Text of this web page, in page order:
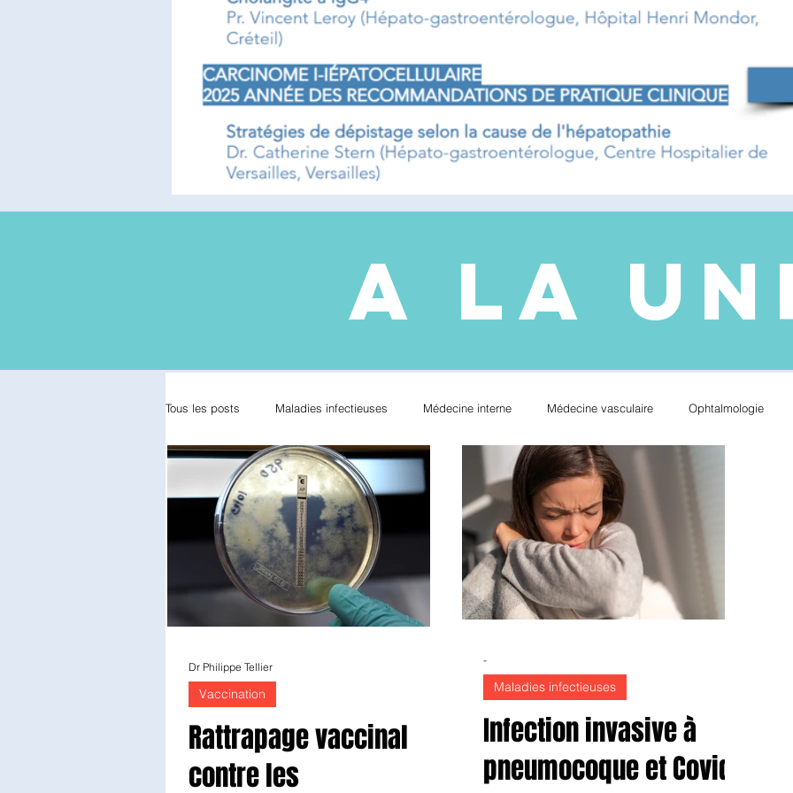
A LA
Tous les posts Maladies infectieuses Médecine interne Médecine vasculaire Ophtalmologie
Appareil locomoteur Gynécologie Néphrologie Rhumatologie
Odontologie Réanimation Hépato-Gastro-entérologie Transplantation
Anatomie pathologique Radiologie Allergologie Biologie Psychiatrie
Endocrinologie
Rattrapage vaccinal
contre les
Vaccination
Dr Philippe Tellier
Infection invasive à
pneumocoque et Covid-
Maladies infectieuses
-